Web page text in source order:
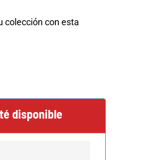
colección con esta
disponible